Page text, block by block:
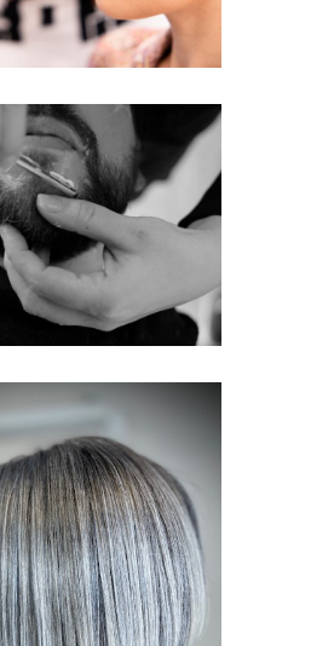
VOUS LES
HOMMES
VOUS